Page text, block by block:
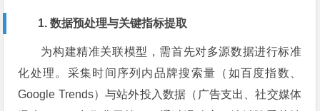
1. 数据预处理与关键指标提取
为构建精准关联模型，需首先对多源数据进行标准
化处理。采集时间序列内品牌搜索量（如百度指数、
Google Trends）与站外投入数据（广告支出、社交媒体